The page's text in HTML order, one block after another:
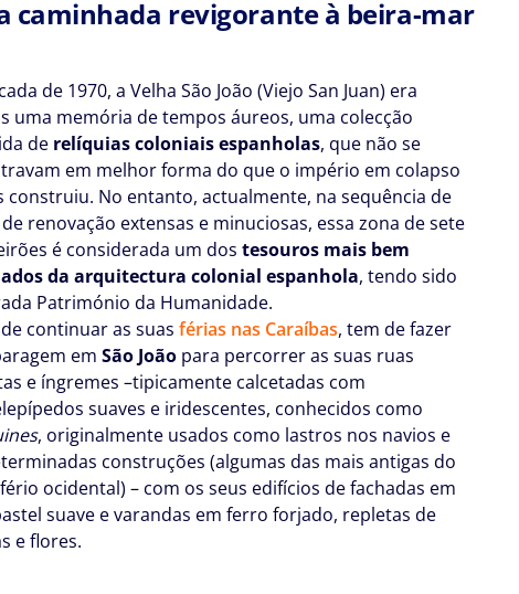
caminhada revigorante à beira-mar
de 1970, a Velha São João (Viejo San Juan) era
uma memória de tempos áureos, uma colecção
de relíquias coloniais espanholas, que não se
em melhor forma do que o império em colapso
construiu. No entanto, actualmente, na sequência de
renovação extensas e minuciosas, essa zona de sete
é considerada um dostesouros mais bem
da arquitectura colonial espanhola, tendo sido
Património da Humanidade.
continuar as suasférias nas Caraíbas, tem de fazer
emSão João para percorrer as suas ruas
e íngremes –tipicamente calcetadas com
suaves e iridescentes, conhecidos como
, originalmente usados como lastros nos navios e
construções (algumas das mais antigas do
ocidental) – com os seus edifícios de fachadas em
suave e varandas em ferro forjado, repletas de
e flores.